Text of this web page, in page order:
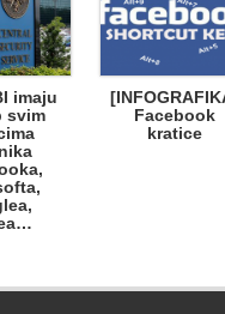
imaju
svim
Facebook
kratice